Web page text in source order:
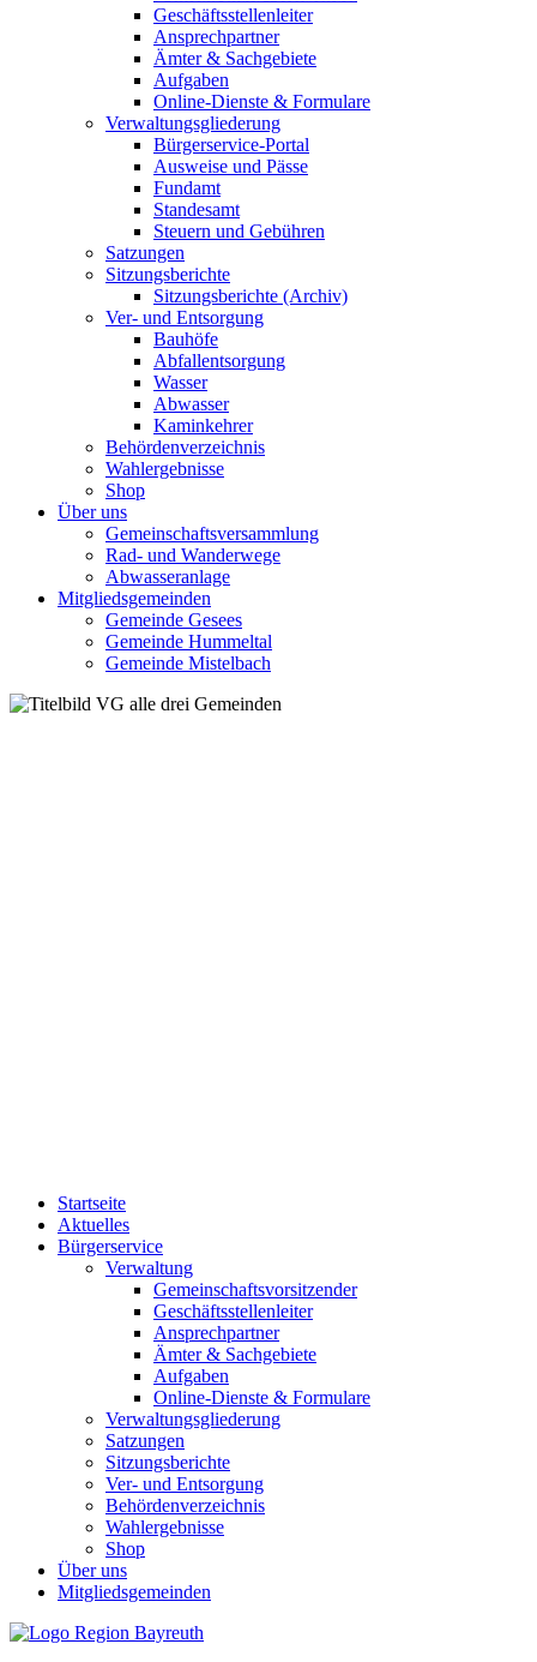
Geschäftsstellenleiter
Ansprechpartner
Ämter & Sachgebiete
Aufgaben
Online-Dienste & Formulare
Verwaltungsgliederung
Bürgerservice-Portal
Ausweise und Pässe
Fundamt
Standesamt
Steuern und Gebühren
Satzungen
Sitzungsberichte
Sitzungsberichte (Archiv)
Ver- und Entsorgung
Bauhöfe
Abfallentsorgung
Wasser
Abwasser
Kaminkehrer
Behördenverzeichnis
Wahlergebnisse
Shop
Über uns
Gemeinschaftsversammlung
Rad- und Wanderwege
Abwasseranlage
Mitgliedsgemeinden
Gemeinde Gesees
Gemeinde Hummeltal
Gemeinde Mistelbach
Startseite
Aktuelles
Bürgerservice
Verwaltung
Gemeinschaftsvorsitzender
Geschäftsstellenleiter
Ansprechpartner
Ämter & Sachgebiete
Aufgaben
Online-Dienste & Formulare
Verwaltungsgliederung
Satzungen
Sitzungsberichte
Ver- und Entsorgung
Behördenverzeichnis
Wahlergebnisse
Shop
Über uns
Mitgliedsgemeinden